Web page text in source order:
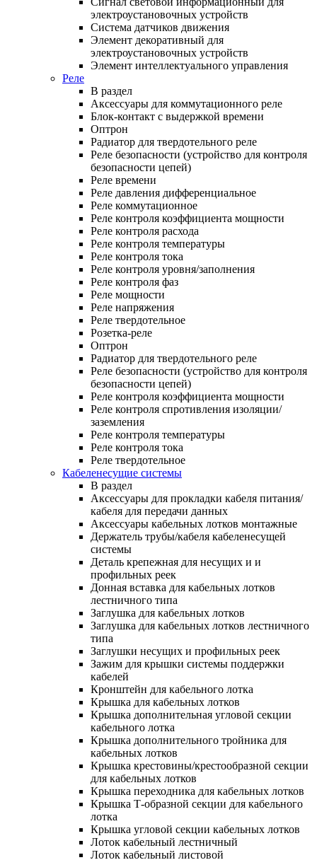
электроустановочных устройств
Система датчиков движения
Элемент декоративный для
электроустановочных устройств
Элемент интеллектуального управления
Реле
В раздел
Аксессуары для коммутационного реле
Блок-контакт с выдержкой времени
Оптрон
Радиатор для твердотельного реле
Реле безопасности (устройство для контроля
безопасности цепей)
Реле времени
Реле давления дифференциальное
Реле коммутационное
Реле контроля коэффициента мощности
Реле контроля расхода
Реле контроля температуры
Реле контроля тока
Реле контроля уровня/заполнения
Реле контроля фаз
Реле мощности
Реле напряжения
Реле твердотельное
Розетка-реле
Оптрон
Радиатор для твердотельного реле
Реле безопасности (устройство для контроля
безопасности цепей)
Реле контроля коэффициента мощности
Реле контроля спротивления изоляции/
заземления
Реле контроля температуры
Реле контроля тока
Реле твердотельное
Кабеленесущие системы
В раздел
Аксессуары для прокладки кабеля питания/
кабеля для передачи данных
Аксессуары кабельных лотков монтажные
Держатель трубы/кабеля кабеленесущей
системы
Деталь крепежная для несущих и и
профильных реек
Донная вставка для кабельных лотков
лестничного типа
Заглушка для кабельных лотков
Заглушка для кабельных лотков лестничного
типа
Заглушки несущих и профильных реек
Зажим для крышки системы поддержки
кабелей
Кронштейн для кабельного лотка
Крышка для кабельных лотков
Крышка дополнительная угловой секции
кабельного лотка
Крышка дополнительного тройника для
кабельных лотков
Крышка крестовины/крестообразной секции
для кабельных лотков
Крышка переходника для кабельных лотков
Крышка Т-образной секции для кабельного
лотка
Крышка угловой секции кабельных лотков
Лоток кабельный лестничный
Лоток кабельный листовой